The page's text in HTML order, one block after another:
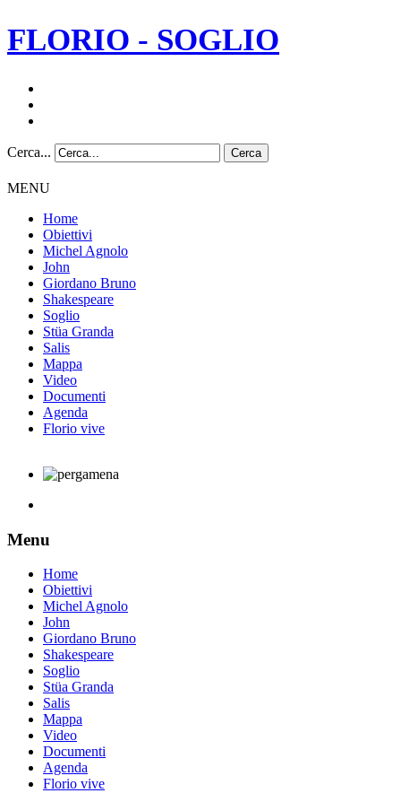
FLORIO - SOGLIO
Cerca... Cerca
MENU
Home
Obiettivi
Michel Agnolo
John
Giordano Bruno
Shakespeare
Soglio
Stüa Granda
Salis
Mappa
Video
Documenti
Agenda
Florio vive
Menu
Home
Obiettivi
Michel Agnolo
John
Giordano Bruno
Shakespeare
Soglio
Stüa Granda
Salis
Mappa
Video
Documenti
Agenda
Florio vive